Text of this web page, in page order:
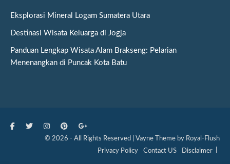
Eksplorasi Mineral Logam Sumatera Utara
Destinasi Wisata Keluarga di Jogja
Panduan Lengkap Wisata Alam Brakseng: Pelarian
Menenangkan di Puncak Kota Batu
© 2026 - All Rights Reserved | Vayne Theme by Royal-Flush
Privacy Policy
Contact US Disclaimer